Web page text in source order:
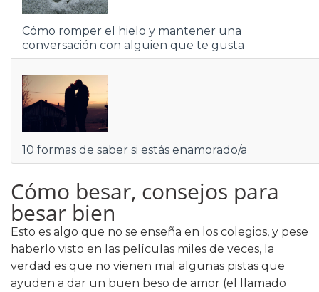
Cómo romper el hielo y mantener una
conversación con alguien que te gusta
10 formas de saber si estás enamorado/a
Cómo besar, consejos para
besar bien
Esto es algo que no se enseña en los colegios, y pese
haberlo visto en las películas miles de veces, la
verdad es que no vienen mal algunas pistas que
ayuden a dar un buen beso de amor (el llamado